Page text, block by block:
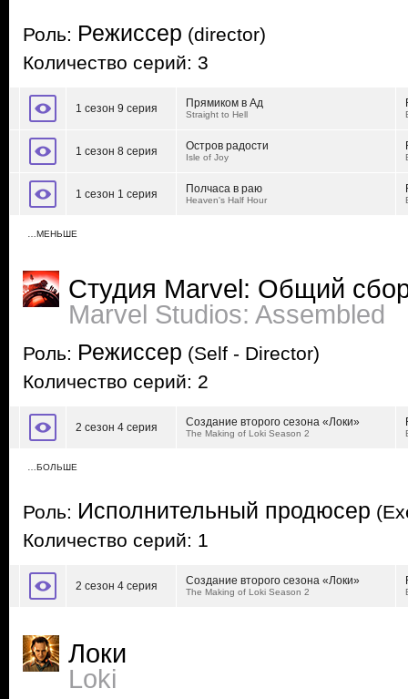
Роль: Режиссер (director)
Количество серий: 3
1 сезон 9 серия Прямиком в Ад
Straight to Hell
1 сезон 8 серия Остров радости
Isle of Joy
1 сезон 1 серия Полчаса в раю
Heaven's Half Hour
…МЕНЬШЕ
Студия Marvel: Общий
Marvel Studios: Assembled
Роль: Режиссер (Self - Director)
Количество серий: 2
2 сезон 4 серия Создание второго сезона «Локи»
The Making of Loki Season 2
…БОЛЬШЕ
Роль: Исполнительный продюсер
Количество серий: 1
2 сезон 4 серия Создание второго сезона «Локи»
The Making of Loki Season 2
Локи
Loki